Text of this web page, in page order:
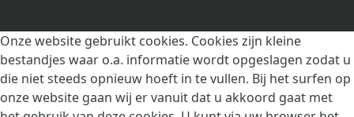
Onze website gebruikt cookies. Cookies zijn kleine
bestandjes waar o.a. informatie wordt opgeslagen zodat u
die niet steeds opnieuw hoeft in te vullen. Bij het surfen op
onze website gaan wij er vanuit dat u akkoord gaat met